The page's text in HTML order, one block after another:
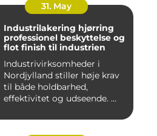
31. May
Industrilakering hjørring
professionel beskyttelse og
flot finish til industrien
Industrivirksomheder i
Nordjylland stiller høje krav
til både holdbarhed,
effektivitet og udseende. ...